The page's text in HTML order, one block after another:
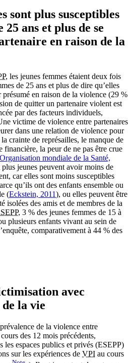
sont plus susceptibles
25 ans et plus de se
en raison de la
, les jeunes femmes étaient deux fois
de 25 ans et plus de dire qu’elles
présumé en raison de la violence (29 %
de quitter un partenaire violent est
par des facteurs individuels,
victime de violence entre partenaires
dans une relation de violence pour
crainte de représailles, le manque de
financière, la peur de ne pas être crue
Organisation mondiale de la Santé,
jeunes peuvent avoir moins de
car elles sont moins susceptibles
qu’ils ont des enfants ensemble ou
(Eckstein, 2011), ou elles peuvent être
isolées des amis et de membres de la
, 3 % des jeunes femmes de 15 à
plusieurs enfants vivant au sein de
comparativement à 44 % des
avec
la vie
de la violence entre
des 12 mois précédents,
les espaces publics et privés (ESEPP)
sur les expériences de VPI au cours